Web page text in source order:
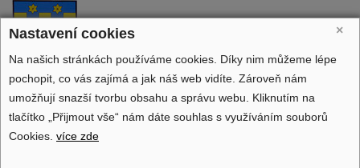
Barchov
oficiální stránky obce
Obecní úřad
×
Nastavení cookies
Na našich stránkách používáme cookies. Díky nim můžeme lépe
pochopit, co vás zajímá a jak náš web vidíte. Zároveň nám
umožňují snazší tvorbu obsahu a správu webu. Kliknutím na
tlačítko „Přijmout vše“ nám dáte souhlas s využíváním souborů
Cookies. více zde